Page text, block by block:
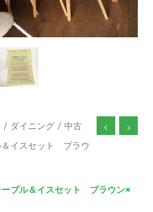
/ ダイニング/ 中古
＆イスセット ブラウ
ブル＆イスセット ブラウン×